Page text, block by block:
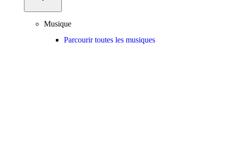
Musique
Parcourir toutes les musiques